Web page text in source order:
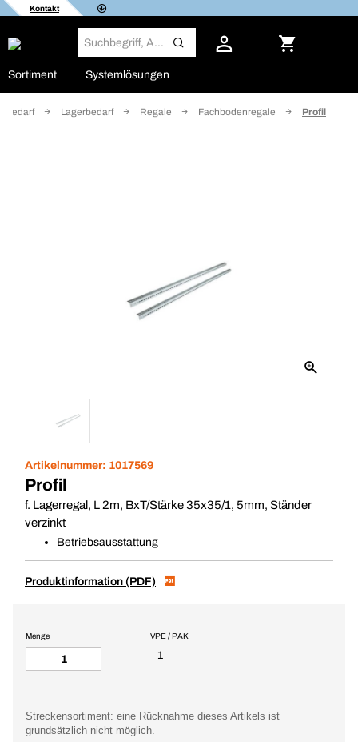
Kontakt
Sortiment Systemlösungen
Lagerbedarf Regale Fachbodenregale Profil
Artikelnummer: 1017569
Profil
f. Lagerregal, L 2m, BxT/Stärke 35x35/1, 5mm, Ständer
verzinkt
Betriebsausstattung
Produktinformation (PDF)
VPE / PAK
1
Menge
Streckensortiment: eine Rücknahme dieses Artikels ist
grundsätzlich nicht möglich.